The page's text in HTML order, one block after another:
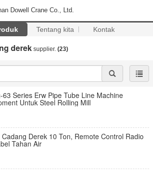
Dowell Crane Co., Ltd.
Tentang kita Kontak
derek supplier. (23)
63 Series Erw Pipe Tube Line Machine
Untuk Steel Rolling Mill
Cadang Derek 10 Ton, Remote Control Radio
Tahan Air